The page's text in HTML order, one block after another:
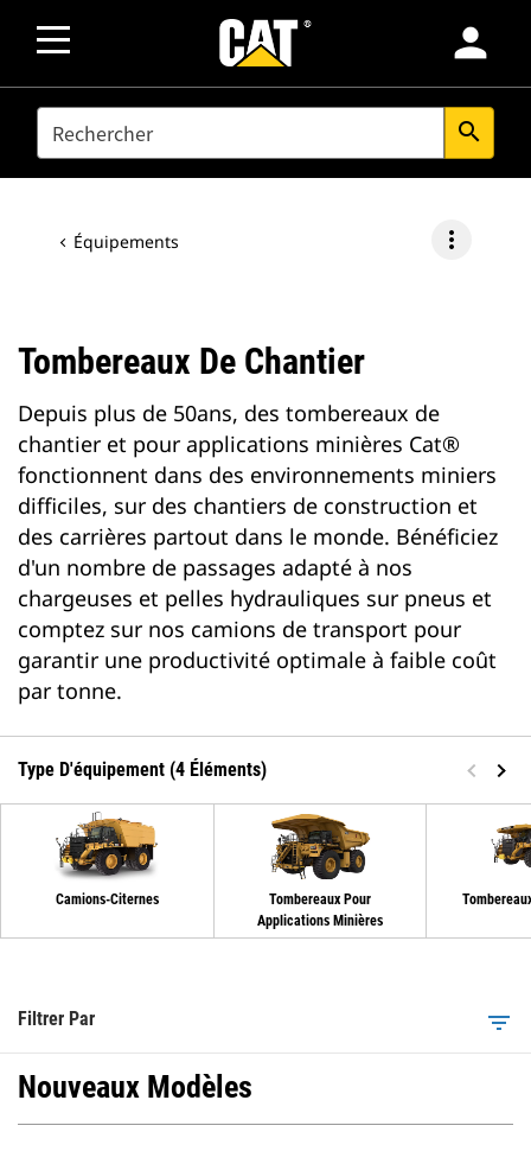
person
SEARCH search
Équipements more_vert
Tombereaux De Chantier
Depuis plus de 50ans, des tombereaux de
chantier et pour applications minières Cat®
fonctionnent dans des environnements miniers
difficiles, sur des chantiers de construction et
des carrières partout dans le monde. Bénéficiez
d'un nombre de passages adapté à nos
chargeuses et pelles hydrauliques sur pneus et
comptez sur nos camions de transport pour
garantir une productivité optimale à faible coût
par tonne.
Type D'équipement (4 Éléments)
Camions-Citernes
Tombereaux Pour
Applications Minières
Filtrer Par filter_list
Nouveaux Modèles